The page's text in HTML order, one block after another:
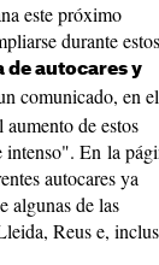
este próximo
durante estos
de autocares y
comunicado, en el
de estos
intenso". En la
autocares ya
algunas de las
Reus e,